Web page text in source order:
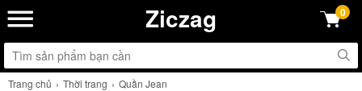
Ziczag 0
Trang chủ Thời trang Quần Jean